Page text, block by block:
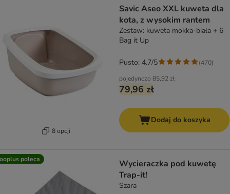
8 opcji
Savic Aseo XXL kuweta dla
kota, z wysokim rantem
Zestaw: kuweta mokka-biała + 6
Bag it Up
pojedynczo 85,92 zł
79,96 zł
Pusto: 4.7/5 (470)
Dodaj do koszyka
poleca
Wycieraczka pod kuwetę
Trap-it!
Szara